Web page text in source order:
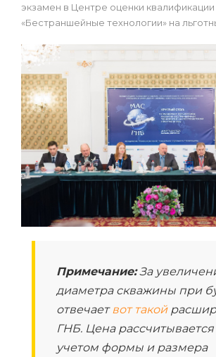
экзамен в Центре оценки квалификации
«Бестраншейные технологии» на
Примечание:За
диаметра скважины при
отвечает вот такой
ГНБ. Цена рассчитывается
учетом формы и размера